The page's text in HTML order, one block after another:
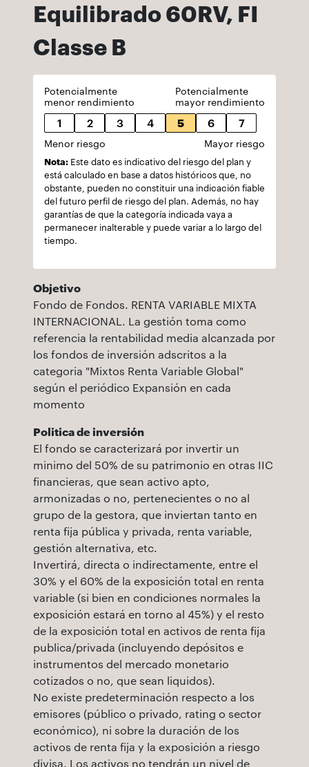
Equilibrado 60RV, FI
Classe B
Potencialmente
menor rendimiento
Potencialmente
mayor rendimiento
1 2 3 4 5 6 7
Menor riesgo Mayor riesgo
Nota: Este dato es indicativo del riesgo del plan y
está calculado en base a datos históricos que, no
obstante, pueden no constituir una indicación fiable
del futuro perfil de riesgo del plan. Además, no hay
garantías de que la categoría indicada vaya a
permanecer inalterable y puede variar a lo largo del
tiempo.
Objetivo
Fondo de Fondos. RENTA VARIABLE MIXTA
INTERNACIONAL. La gestión toma como
referencia la rentabilidad media alcanzada por
los fondos de inversión adscritos a la
categoria "Mixtos Renta Variable Global"
según el periódico Expansión en cada
momento
Politica de inversión
El fondo se caracterizará por invertir un
minimo del 50% de su patrimonio en otras IIC
financieras, que sean activo apto,
armonizadas o no, pertenecientes o no al
grupo de la gestora, que inviertan tanto en
renta fija pública y privada, renta variable,
gestión alternativa, etc.
Invertirá, directa o indirectamente, entre el
30% y el 60% de la exposición total en renta
variable (si bien en condiciones normales la
exposición estará en torno al 45%) y el resto
de la exposición total en activos de renta fija
publica/privada (incluyendo depósitos e
instrumentos del mercado monetario
cotizados o no, que sean liquidos).
No existe predeterminación respecto a los
emisores (público o privado, rating o sector
económico), ni sobre la duración de los
activos de renta fija y la exposición a riesgo
divisa. Los activos no tendrán un nivel de